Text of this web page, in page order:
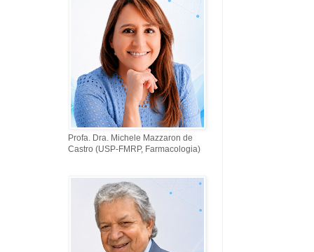
Profa. Dra. Michele Mazzaron de
Castro (USP-FMRP, Farmacologia)